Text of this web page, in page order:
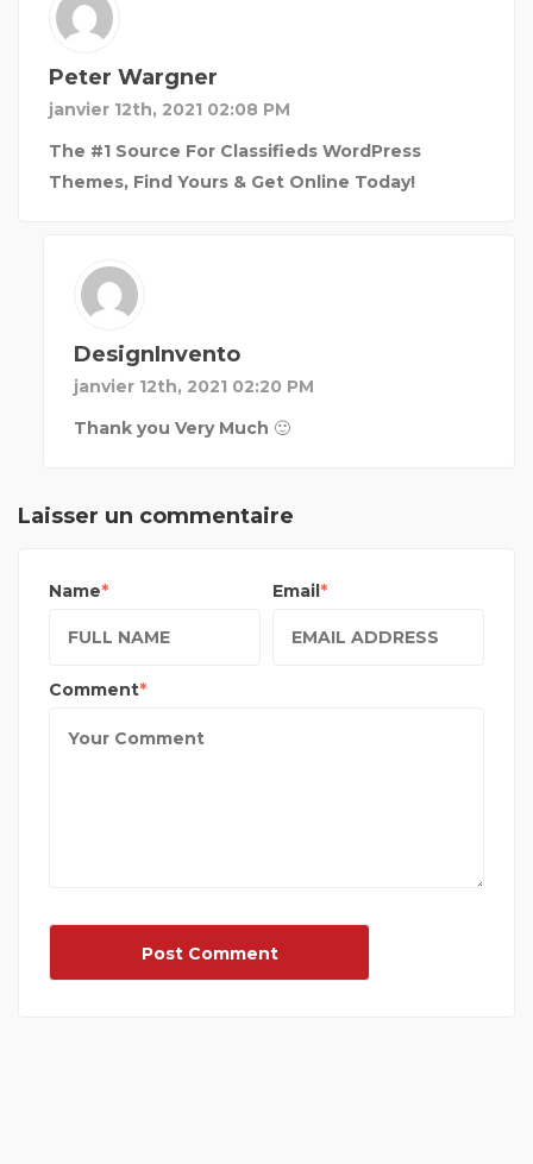
Peter Wargner
janvier 12th, 2021 02:08 PM
The #1 Source For Classifieds WordPress
Themes, Find Yours & Get Online Today!
DesignInvento
janvier 12th, 2021 02:20 PM
Thank you Very Much 🙂
Laisser un commentaire
Name Email
Comment